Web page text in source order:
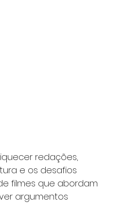
redações,
e os desafios
filmes que abordam
argumentos